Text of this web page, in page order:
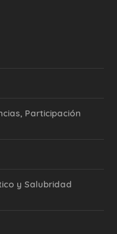
Participación
y Salubridad